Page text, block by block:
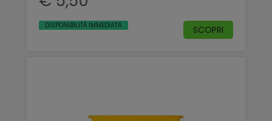
DISPONIBILITÀ IMMEDIATA SCOPRI